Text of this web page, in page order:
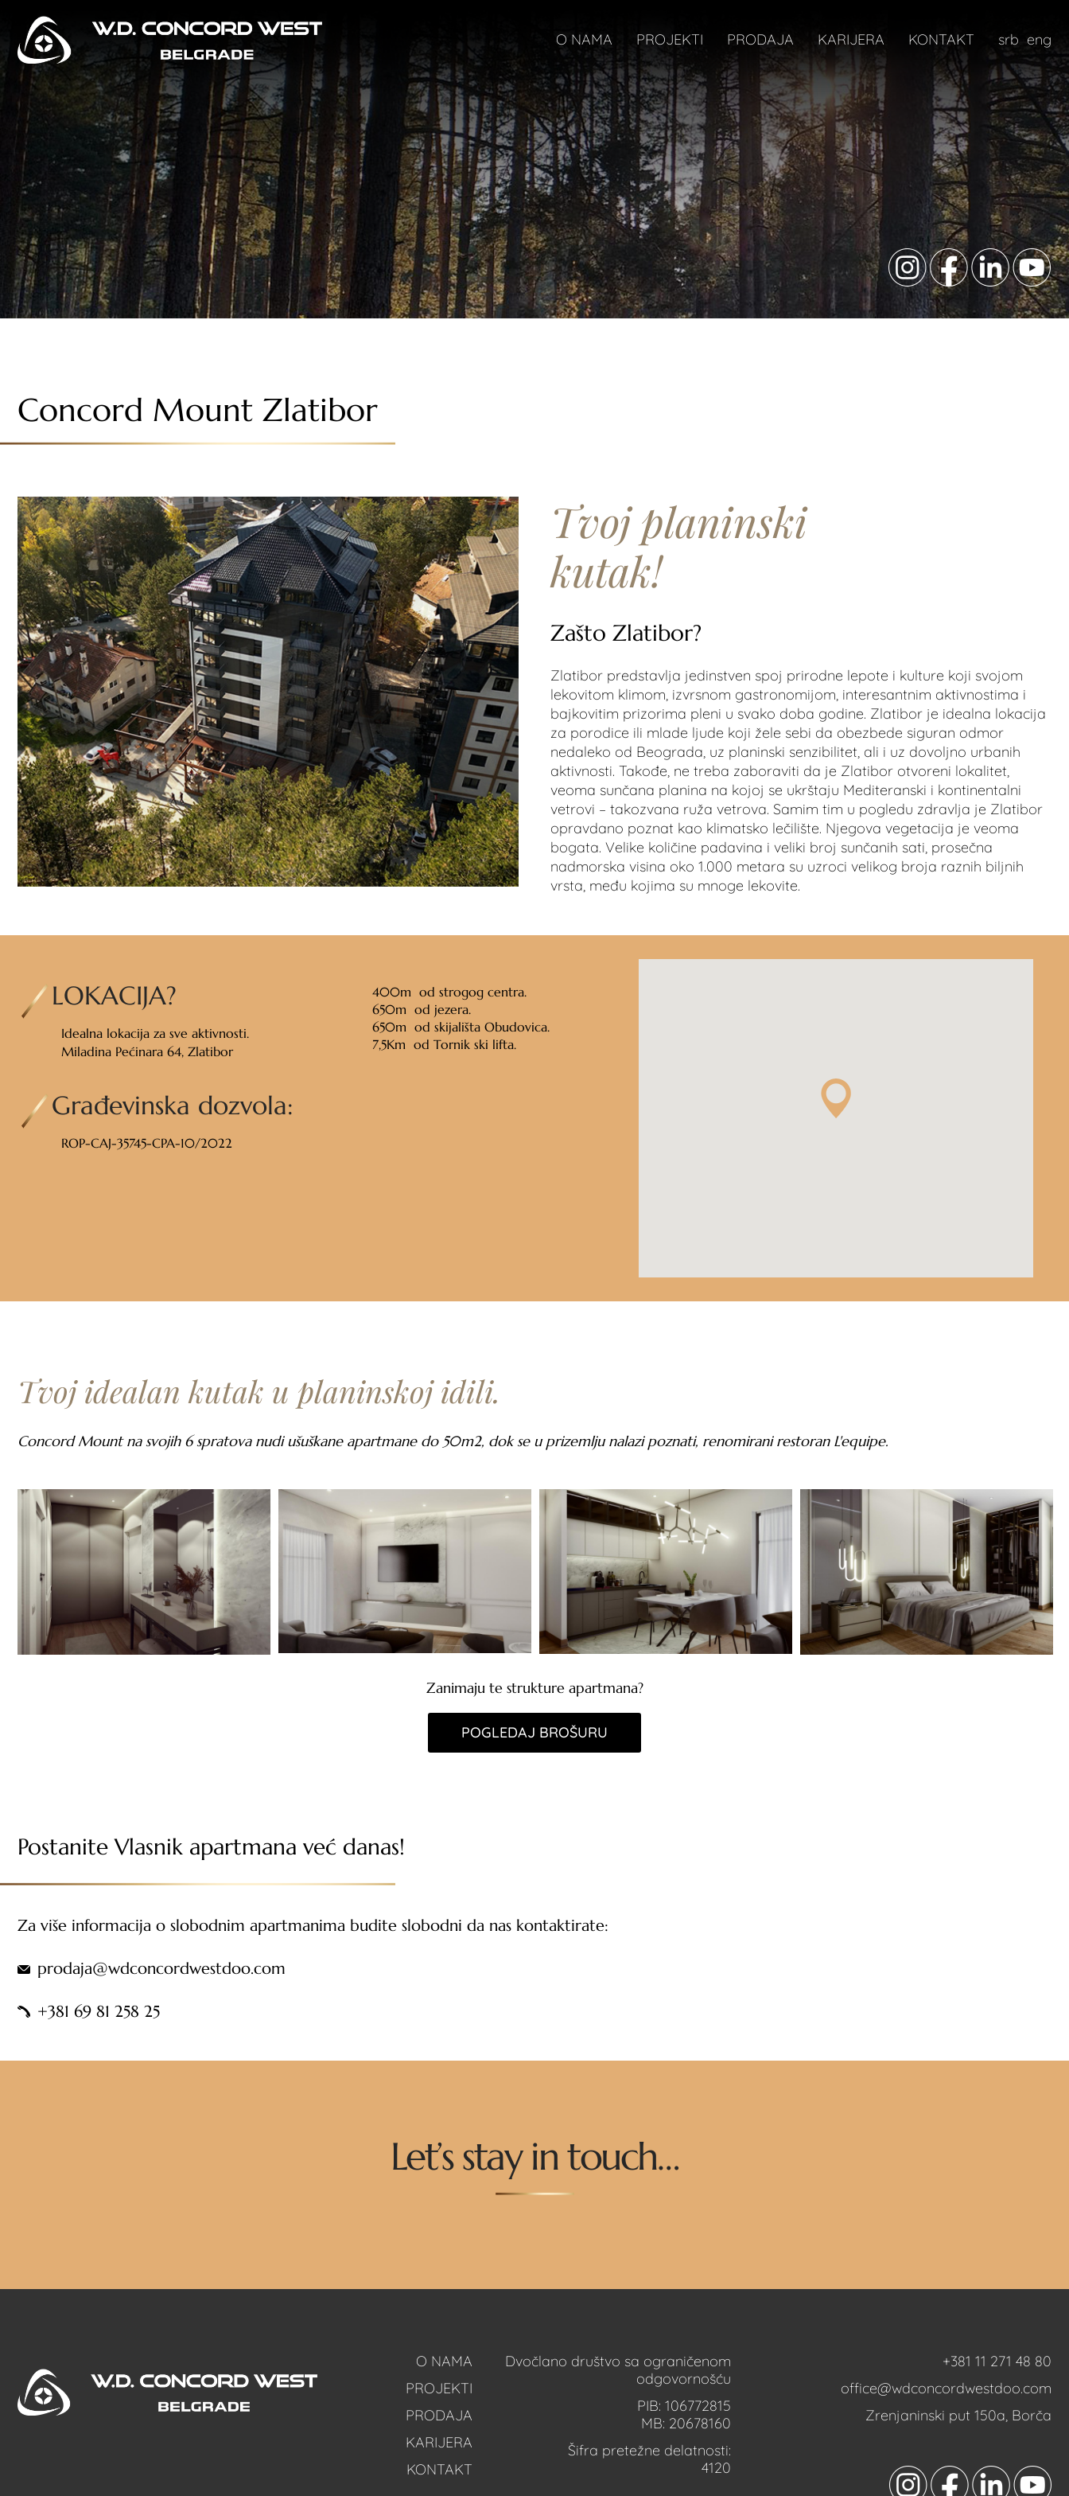
O NAMA PROJEKTI PRODAJA KARIJERA KONTAKT srb eng
Concord Mount Zlatibor
Tvoj planinski
kutak!
Zašto Zlatibor?
Zlatibor predstavlja jedinstven spoj prirodne lepote i kulture koji svojom
lekovitom klimom, izvrsnom gastronomijom, interesantnim aktivnostima i
bajkovitim prizorima pleni u svako doba godine. Zlatibor je idealna lokacija
za porodice ili mlade ljude koji žele sebi da obezbede siguran odmor
nedaleko od Beograda, uz planinski senzibilitet, ali i uz dovoljno urbanih
aktivnosti. Takođe, ne treba zaboraviti da je Zlatibor otvoreni lokalitet,
veoma sunčana planina na kojoj se ukrštaju Mediteranski i kontinentalni
vetrovi – takozvana ruža vetrova. Samim tim u pogledu zdravlja je Zlatibor
opravdano poznat kao klimatsko lečilište. Njegova vegetacija je veoma
bogata. Velike količine padavina i veliki broj sunčanih sati, prosečna
nadmorska visina oko 1.000 metara su uzroci velikog broja raznih biljnih
vrsta, među kojima su mnoge lekovite.
LOKACIJA?
Idealna lokacija za sve aktivnosti.
Miladina Pećinara 64, Zlatibor
Građevinska dozvola:
ROP-CAJ-35745-CPA-10/2022
400m od strogog centra.
650m od jezera.
650m od skijališta Obudovica.
7,5Km od Tornik ski lifta.
Tvoj idealan kutak u planinskoj idili.
Concord Mount na svojih 6 spratova nudi ušuškane apartmane do 50m2, dok se u prizemlju nalazi poznati, renomirani restoran L'equipe.
Zanimaju te strukture apartmana?
POGLEDAJ BROŠURU
Postanite Vlasnik apartmana već danas!
Za više informacija o slobodnim apartmanima budite slobodni da nas kontaktirate:
prodaja@wdconcordwestdoo.com
+381 69 81 258 25
Let’s stay in touch…
O NAMA
PROJEKTI
PRODAJA
KARIJERA
KONTAKT
Dvočlano društvo sa ograničenom
odgovornošću
PIB: 106772815
MB: 20678160
Šifra pretežne delatnosti:
4120
+381 11 271 48 80
office@wdconcordwestdoo.com
Zrenjaninski put 150a, Borča